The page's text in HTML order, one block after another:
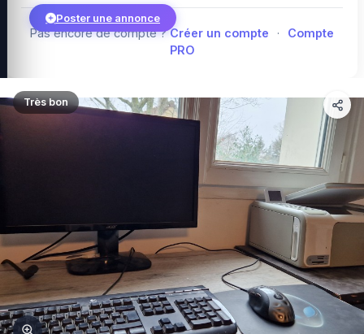
Poster une annonce
Connexion
Pas encore de compte ? Créer un compte ·
Compte
PRO
Très bon